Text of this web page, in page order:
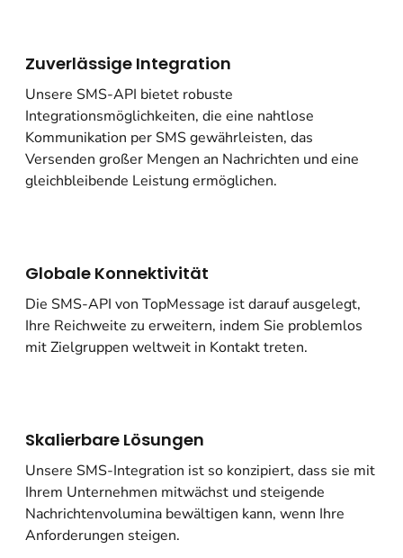
Zuverlässige Integration
Unsere SMS-API bietet robuste
Integrationsmöglichkeiten, die eine nahtlose
Kommunikation per SMS gewährleisten, das
Versenden großer Mengen an Nachrichten und eine
gleichbleibende Leistung ermöglichen.
Globale Konnektivität
Die SMS-API von TopMessage ist darauf ausgelegt,
Ihre Reichweite zu erweitern, indem Sie problemlos
mit Zielgruppen weltweit in Kontakt treten.
Skalierbare Lösungen
Unsere SMS-Integration ist so konzipiert, dass sie mit
Ihrem Unternehmen mitwächst und steigende
Nachrichtenvolumina bewältigen kann, wenn Ihre
Anforderungen steigen.